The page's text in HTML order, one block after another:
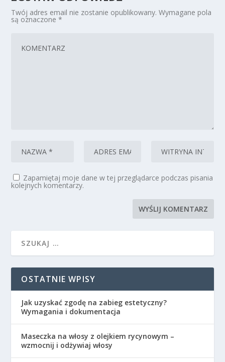
Twój adres email nie zostanie opublikowany. Wymagane pola
są oznaczone*
Zapamiętaj moje dane w tej przeglądarce podczas pisania
kolejnych komentarzy.
OSTATNIE WPISY
Jak uzyskać zgodę na zabieg estetyczny?
Wymagania i dokumentacja
Maseczka na włosy z olejkiem rycynowym –
wzmocnij i odżywiaj włosy